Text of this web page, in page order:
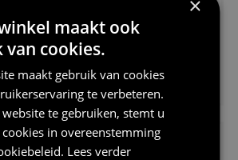
€24,95
shirt heren v-hals ...
×
maakt ook
van cookies.
maakt gebruik van cookies
te verbeteren.
te gebruiken, stemt u
in overeenstemming
. Lees verder